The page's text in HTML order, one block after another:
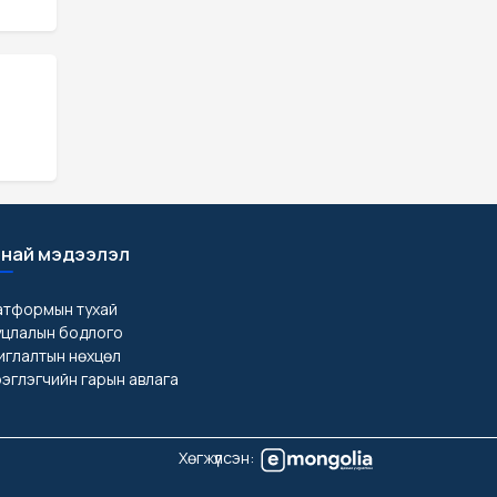
мэдээлэл
тухай
бодлого
нөхцөл
гарын авлага
Хөгжүүлсэн: